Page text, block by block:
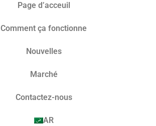
Page d’acceuil
Comment ça fonctionne
Nouvelles
Marché​
Contactez-nous
AR